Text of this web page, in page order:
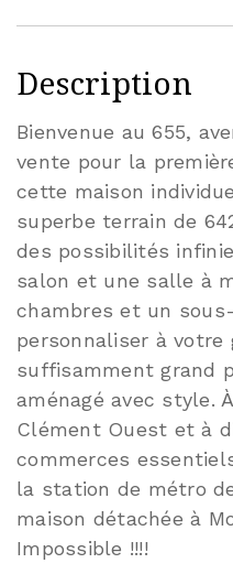
Description
Bienvenue au 655,
vente pour la
cette maison
superbe terrain de
des possibilités
salon et une salle à
chambres et un
personnaliser à
suffisamment grand
aménagé avec style.
Clément Ouest et à
commerces
la station de métro
maison détachée à
Impossible !!!!